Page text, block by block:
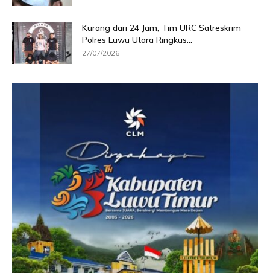
Kurang dari 24 Jam, Tim URC Satreskrim
Polres Luwu Utara Ringkus...
27/07/2026